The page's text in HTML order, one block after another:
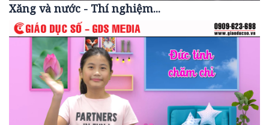
Xăng và nước - Thí nghiệm...